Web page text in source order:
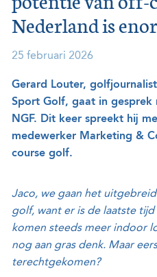
Nederland is
25 februari 2026
Gerard Louter,
Sport Golf, gaat in gesprek
NGF. Dit keer spreekt hij
medewerker Marketing &
course golf.
Jaco, we gaan het
golf, want er is de laatste
komen steeds meer indoor
nog aan gras denk. Maar
terechtgekomen?